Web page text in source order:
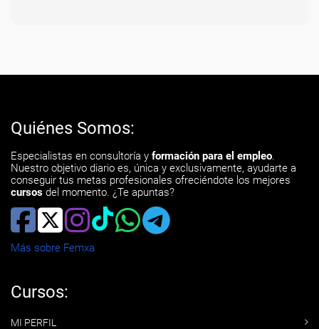
Quiénes Somos:
Especialistas en consultoría y formación para el empleo.
Nuestro objetivo diario es, única y exclusivamente, ayudarte a
conseguir tus metas profesionales ofreciéndote los mejores
cursos del momento. ¿Te apuntas?
Más sobre Femxa
Cursos:
MI PERFIL